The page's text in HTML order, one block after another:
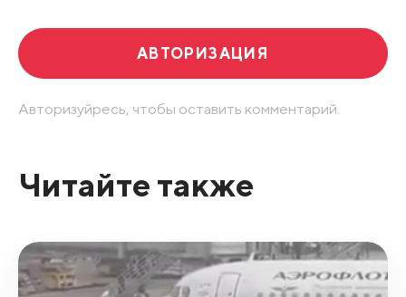
АВТОРИЗАЦИЯ
Авторизуйресь, чтобы оставить комментарий.
Читайте также